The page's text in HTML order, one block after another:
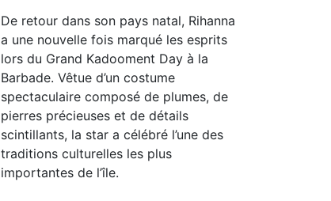
De retour dans son pays natal, Rihanna
a une nouvelle fois marqué les esprits
lors du Grand Kadooment Day à la
Barbade. Vêtue d’un costume
spectaculaire composé de plumes, de
pierres précieuses et de détails
scintillants, la star a célébré l’une des
traditions culturelles les plus
importantes de l’île.